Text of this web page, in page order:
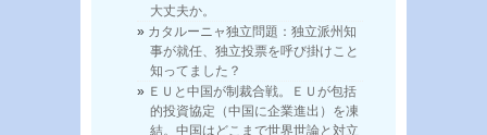
大丈夫か。
カタルーニャ独立問題：独立派州知
事が就任、独立投票を呼び掛けこと
知ってました？
ＥＵと中国が制裁合戦。ＥＵが包括
的投資協定（中国に企業進出）を凍
結。中国はどこまで世界世論と対立